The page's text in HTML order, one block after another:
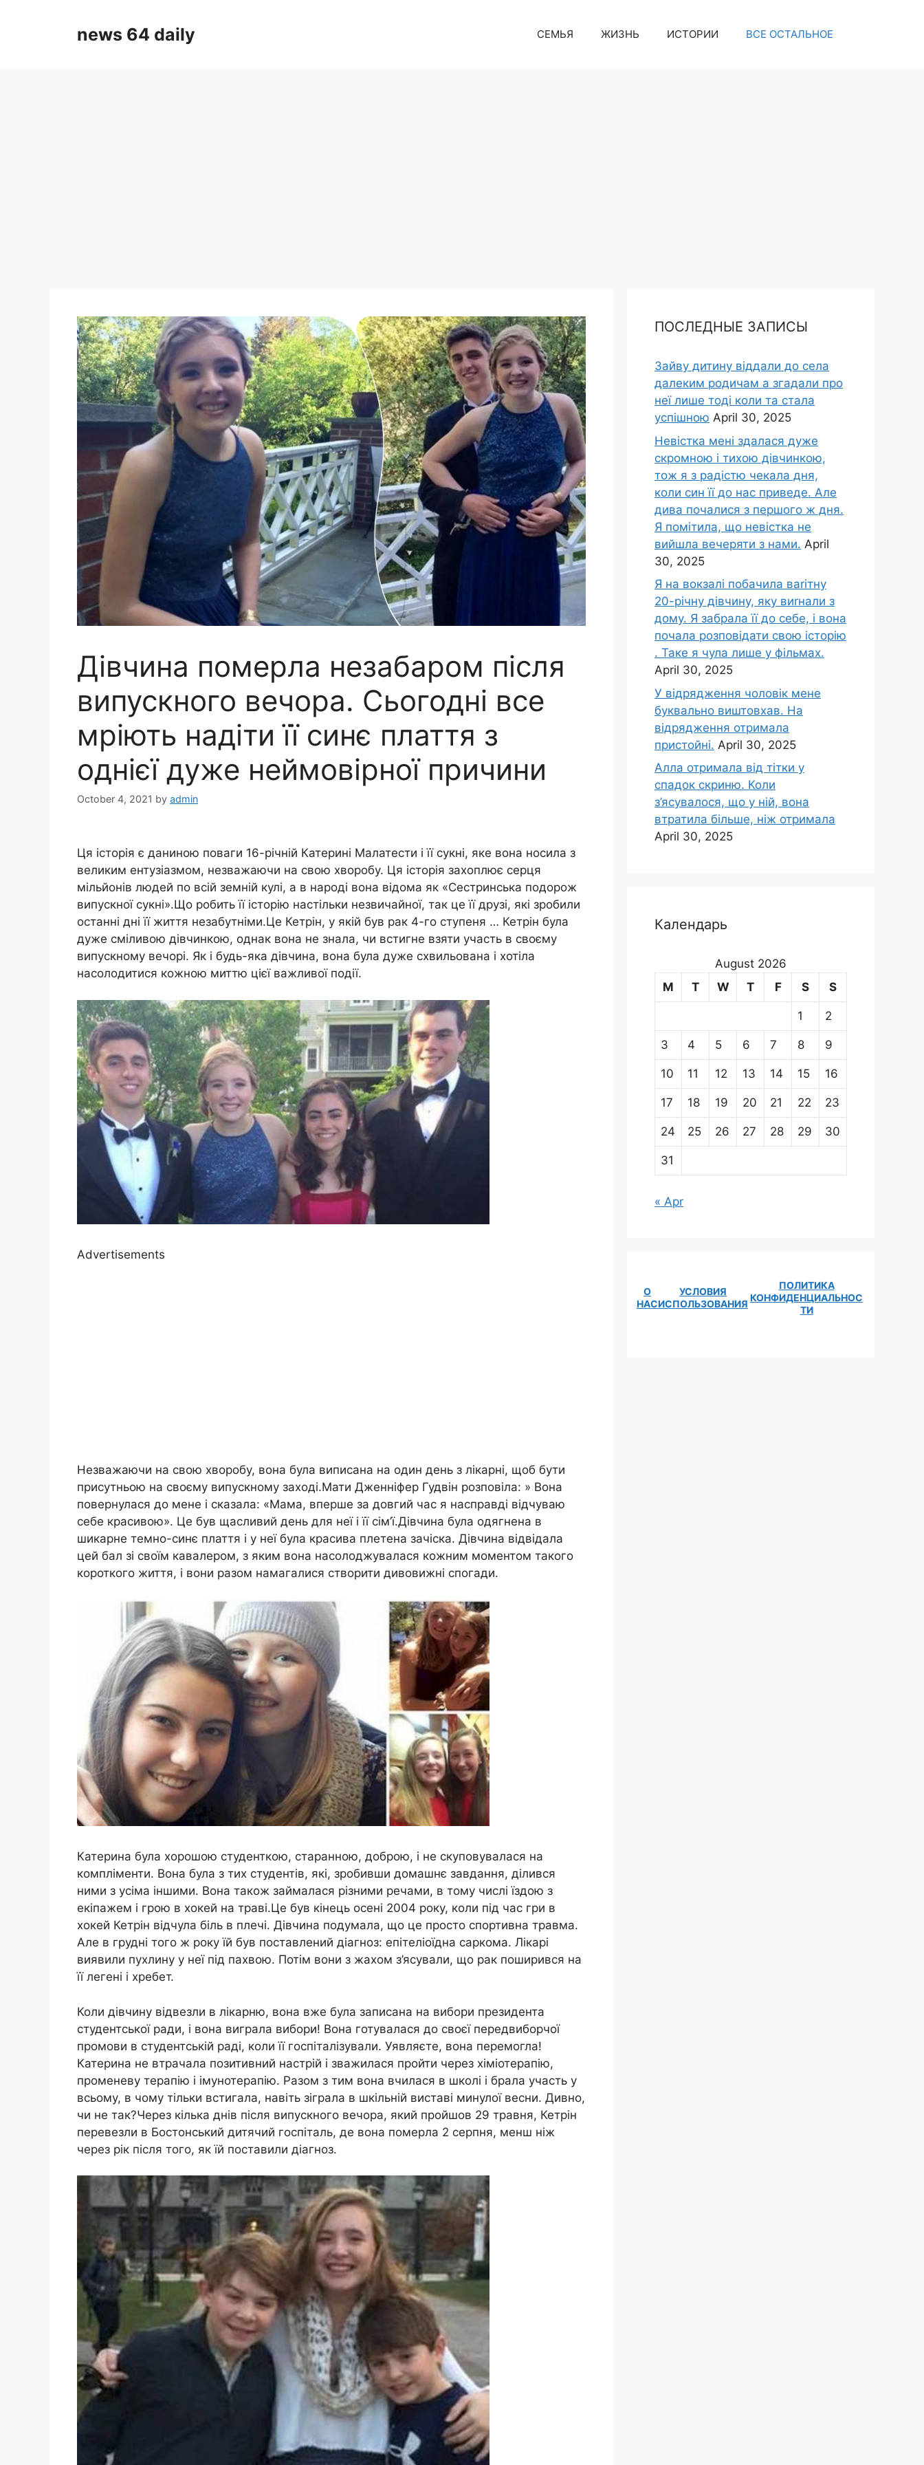
news 64 daily СЕМЬЯ ЖИЗНЬ ИСТОРИИ ВСЕ ОСТАЛЬНОЕ
Дівчина помepла незабаром після
випускного вечора. Сьогодні все
мріють надіти її синє плаття з
однієї дуже неймовірної причини
October 4, 2021 by admin
Ця історія є даниною поваги 16-річній Катерині Малатести і її сукні, яке вона носила з
великим ентузіазмом, незважаючи на свою хворобу. Ця історія захоплює серця
мільйонів людей по всій земній кулі, а в народі вона відома як «Сестринська подорож
випускної сукні».Що робить її історію настільки незвичайної, так це її друзі, які зробили
останні дні її життя незабутніми.Це Кетрін, у якій був рак 4-го ступеня … Кетрін була
дуже сміливою дівчинкою, однак вона не знала, чи встигне взяти участь в своєму
випускному вечорі. Як і будь-яка дівчина, вона була дуже схвильована і хотіла
насолодитися кожною миттю цієї важливої події.
Advertisements
Незважаючи на свою хворобу, вона була виписана на один день з лікарні, щоб бути
присутньою на своєму випускному заході.Мати Дженніфер Гудвін розповіла: » Вона
повернулася до мене і сказала: «Мама, вперше за довгий час я насправді відчуваю
себе красивою». Це був щасливий день для неї і її сім’ї.Дівчина була одягнена в
шикарне темно-синє плаття і у неї була красива плетена зачіска. Дівчина відвідала
цей бал зі своїм кавалером, з яким вона насолоджувалася кожним моментом такого
короткого життя, і вони разом намагалися створити дивовижні спогади.
Катерина була хорошою студенткою, старанною, доброю, і не скуповувалася на
компліменти. Вона була з тих студентів, які, зробивши домашнє завдання, ділився
ними з усіма іншими. Вона також займалася різними речами, в тому числі їздою з
екіпажем і грою в хокей на траві.Це був кінець осені 2004 року, коли під час гри в
хокей Кетрін відчула біль в плечі. Дівчина подумала, що це просто спортивна травма.
Але в грудні того ж року їй був поставлений діагноз: епітеліоїдна саркома. Лікарі
виявили пухлину у неї під пахвою. Потім вони з жахом з’ясували, що рак поширився на
її легені і хребет.
Коли дівчину відвезли в лікарню, вона вже була записана на вибори президента
студентської ради, і вона виграла вибори! Вона готувалася до своєї передвиборчої
промови в студентській раді, коли її госпіталізували. Уявляєте, вона перемогла!
Катерина не втрачала позитивний настрій і зважилася пройти через хіміотерапію,
променеву терапію і імунотерапію. Разом з тим вона вчилася в школі і брала участь у
всьому, в чому тільки встигала, навіть зіграла в шкільній виставі минулої весни. Дивно,
чи не так?Через кілька днів після випускного вечора, який пройшов 29 травня, Кетрін
перевезли в Бостонський дитячий госпіталь, де вона померла 2 серпня, менш ніж
через рік після того, як їй поставили діагноз.
ПОСЛЕДНЫЕ ЗАПИСЫ
Зайву дитину віддали до села
далеким родичам а згадали про
неї лише тоді коли та стала
успішною April 30, 2025
Невістка мені здалася дуже
скромною і тихою дівчинкою,
тож я з радістю чекала дня,
коли син її до нас приведе. Але
дива почалися з першого ж дня.
Я помітила, що невістка не
вийшла вечеряти з нами. April
30, 2025
Я на вокзалі побачила ваrітну
20-річну дівчину, яку виrнали з
дому. Я забрала її до себе, і вона
почала розповідати свою історію
. Таке я чула лише у фільмах.
April 30, 2025
У відрядження чоловік мене
буквально виштовхав. На
відрядження отримала
пристойні. April 30, 2025
Алла отримала від тітки у
спадок скриню. Коли
з’ясувалося, що у ній, вона
втратила більше, ніж отримала
April 30, 2025
Календарь
August 2026
M
T W T F S S
1 2
3 4 5 6 7 8 9
10 11 12 13 14 15 16
17 18 19 20 21 22 23
24 25 26 27 28 29 30
31
« Apr
О
НАС
УСЛОВИЯ
ИСПОЛЬЗОВАНИЯ
ПОЛИТИКА
КОНФИДЕНЦИАЛЬНОС
ТИ